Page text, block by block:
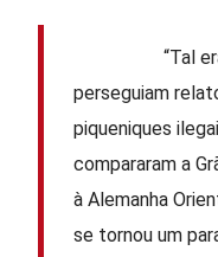
“Tal era o
perseguiam
piqueniques
compararam a
à Alemanha
se tornou um